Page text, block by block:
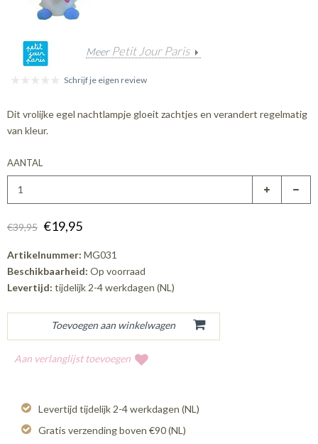
Meer Petit Jour Paris
Schrijf je eigen review
Dit vrolijke egel nachtlampje gloeit zachtjes en verandert regelmatig
van kleur.
AANTAL
€39,95 €19,95
Artikelnummer: MG031
Beschikbaarheid: Op voorraad
Levertijd: tijdelijk 2-4 werkdagen (NL)
Aan verlanglijst toevoegen
Levertijd tijdelijk 2-4 werkdagen (NL)
Gratis verzending boven €90 (NL)